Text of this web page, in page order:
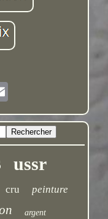
ussr
cru peinture
argent